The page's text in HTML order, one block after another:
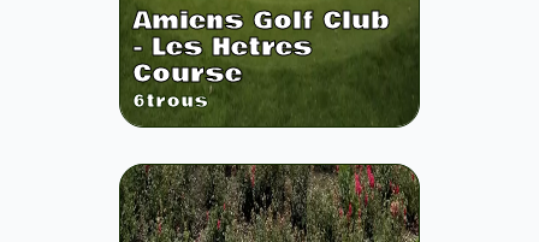
Amiens Golf Club
- Les Hetres
Course
6trous